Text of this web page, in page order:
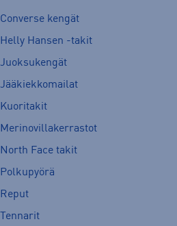
Converse kengät
Helly Hansen -takit
Juoksukengät
Jääkiekkomailat
Kuoritakit
Merinovillakerrastot
North Face takit
Polkupyörä
Reput
Tennarit